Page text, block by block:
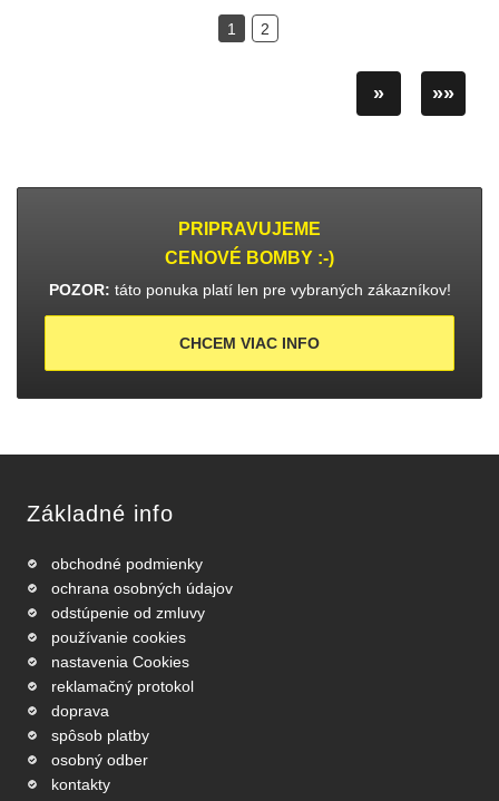
1 2
» »»
PRIPRAVUJEME
CENOVÉ BOMBY :-)
POZOR: táto ponuka platí len pre vybraných zákazníkov!
CHCEM VIAC INFO
Základné info
obchodné podmienky
ochrana osobných údajov
odstúpenie od zmluvy
používanie cookies
nastavenia Cookies
reklamačný protokol
doprava
spôsob platby
osobný odber
kontakty